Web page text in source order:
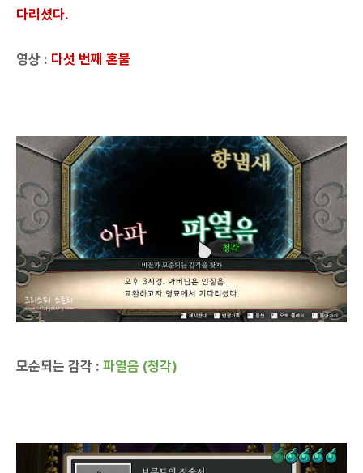
다리셨다.
영상 : 다섯 번째 혼불
모순되는 감각 : 파열음 (청각)